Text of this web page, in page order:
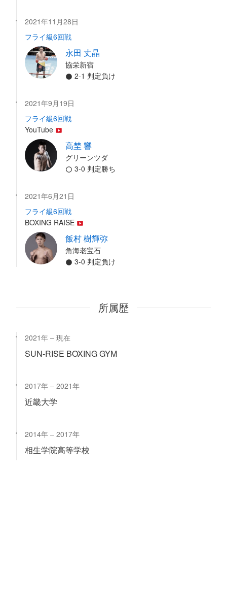
2021年11月28日
フライ級6回戦
永田 丈晶
協栄新宿
2-1 判定負け
2021年9月19日
フライ級6回戦
YouTube
高埜 響
グリーンツダ
3-0 判定勝ち
2021年6月21日
フライ級6回戦
BOXING RAISE
飯村 樹輝弥
角海老宝石
3-0 判定負け
所属歴
2021年 現在
SUN-RISE BOXING GYM
2017年 2021年
近畿大学
2014年 2017年
相生学院高等学校